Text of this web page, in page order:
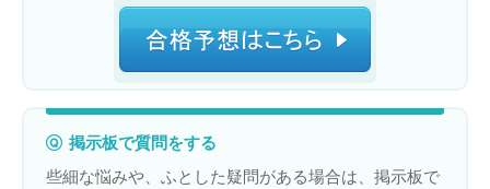
掲示板で質問をする
些細な悩みや、ふとした疑問がある場合は、掲示板で